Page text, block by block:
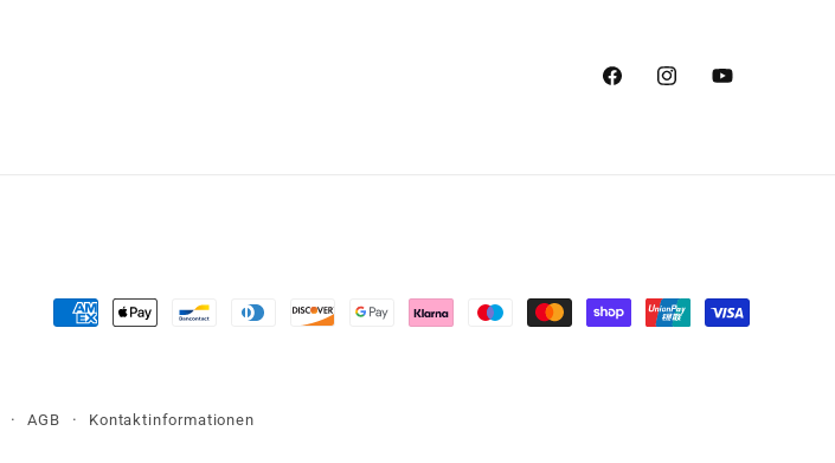
FacebookInstagramYouTube
Zahlungsmethoden
AGB Kontaktinformationen